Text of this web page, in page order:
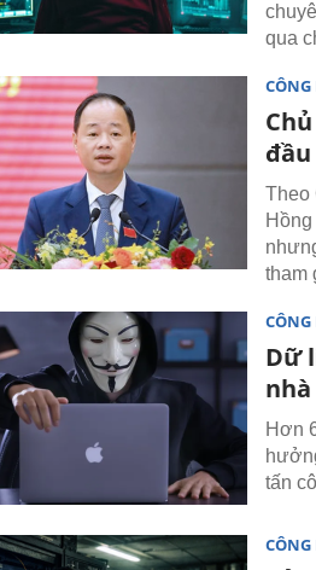
qua
CÔNG
Theo
tham
CÔNG
Dữ
Hơn
tấn
CÔNG